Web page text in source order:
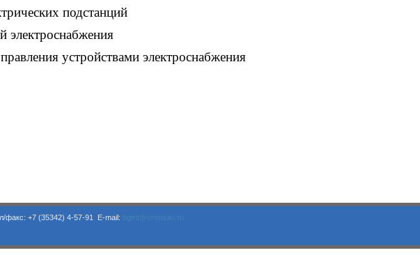
подстанций
электроснабжения
устройствами электроснабжения
+7 (35342) 4-57-91 E-mail: